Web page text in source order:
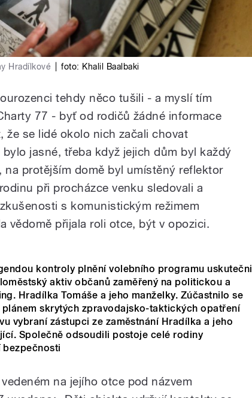
Hradílkové foto: Khalil Baalbaki
tehdy něco tušili - a myslí tím
77 - byť od rodičů žádné informace
že se lidé okolo nich začali chovat
jasné, třeba když jejich dům byl každý
na protějším domě byl umístěný reflektor
při procházce venku sledovali a
s komunistickým režimem
vědomě přijala roli otce, být v opozici.
kontroly plnění volebního programu uskutečnil
aktiv občanů zaměřený na politickou a
Hradílka Tomáše a jeho manželky. Zúčastnilo se
plánem skrytých zpravodajsko-taktických opatření
vybraní zástupci ze zaměstnání Hradílka a jeho
Společně odsoudili postoje celé rodiny
bezpečnosti
na jejího otce pod názvem